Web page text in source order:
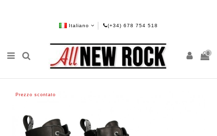
Italiano (+34) 678 754 518
0
Prezzo scontato